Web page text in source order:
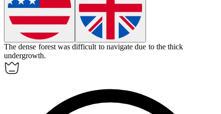
Thedense forest was difficult to navigate due to the thick
undergrowth.